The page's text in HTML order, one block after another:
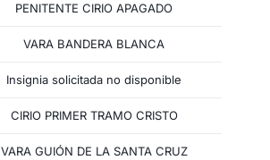
PENITENTE CIRIO APAGADO
VARA BANDERA BLANCA
Insignia solicitada no disponible
CIRIO PRIMER TRAMO CRISTO
VARA GUIÓN DE LA SANTA CRUZ